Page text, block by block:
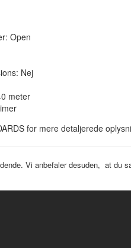
Open
Nej
meter
for mere detaljerede
Vi anbefaler desuden, at du